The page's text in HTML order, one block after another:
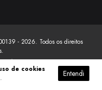
de cookies
Entendi
- 2026. Todos os direitos